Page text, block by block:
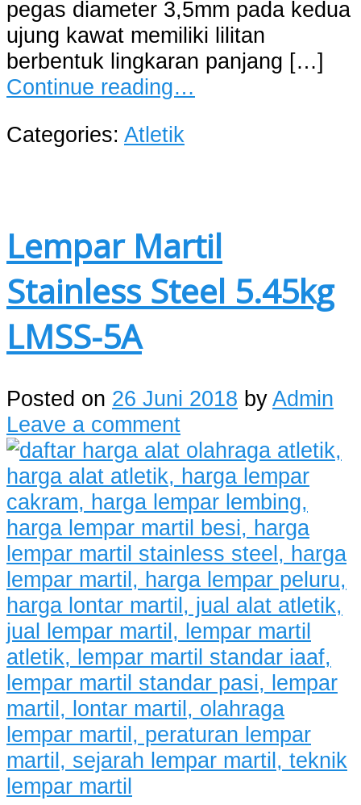
pegas diameter 3,5mm pada kedua
ujung kawat memiliki lilitan
berbentuk lingkaran panjang […]
Continue reading…
Categories: Atletik
Lempar Martil
Stainless Steel 5.45kg
LMSS-5A
Posted on 26 Juni 2018 byAdmin
Leave a comment